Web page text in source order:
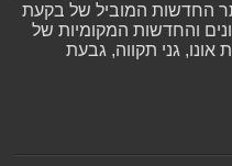
החדשות המוביל של בקעת
והחדשות המקומיות של
אונו, גני תקווה, גבעת